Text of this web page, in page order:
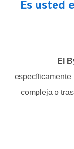
¿Es
El
compleja o